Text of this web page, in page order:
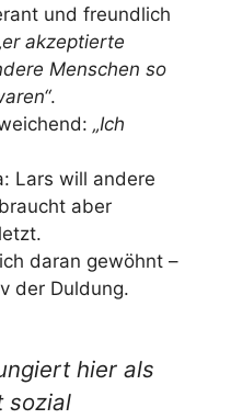
und freundlich
akzeptierte
Menschen so
.
„Ich
Lars will andere
aber
daran gewöhnt –
der Duldung.
hier als
sozial